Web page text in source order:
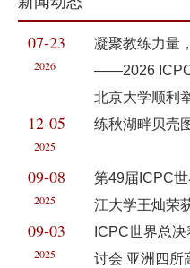
07-23
2026
凝聚教练力量
——2026 ICPC
北京大学顺利
12-05
2025
练秋湖畔贝壳
09-08
2025
第49届ICPC世
江大学王灿荣
09-03
2025
ICPC世界总
讨会 亚洲四所